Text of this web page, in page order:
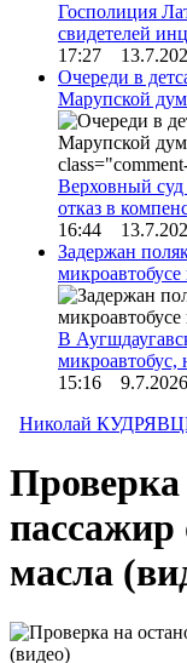
Госполиция
свидетелей
17:27
Очереди в
Марупской
Верховный суд
отказ в
16:44
Задержан
В
15:16 9.7.2026
Николай
Проверка
пассажир
масла